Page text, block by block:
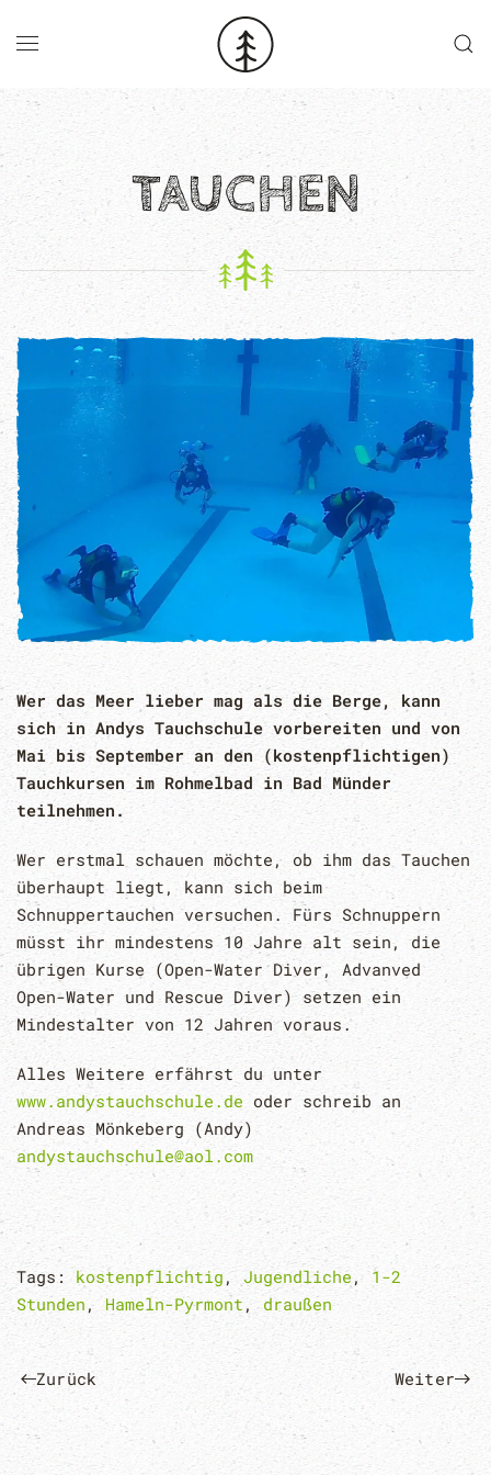
Skip to main content
TAUCHEN
Wer das Meer lieber mag als die Berge, kann
sich in Andys Tauchschule vorbereiten und von
Mai bis September an den (kostenpflichtigen)
Tauchkursen im Rohmelbad in Bad Münder
teilnehmen.
Wer erstmal schauen möchte, ob ihm das Tauchen
überhaupt liegt, kann sich beim
Schnuppertauchen versuchen. Fürs Schnuppern
müsst ihr mindestens 10 Jahre alt sein, die
übrigen Kurse (Open-Water Diver, Advanved
Open-Water und Rescue Diver) setzen ein
Mindestalter von 12 Jahren voraus.
Alles Weitere erfährst du unter
www.andystauchschule.de oder schreib an
Andreas Mönkeberg (Andy)
andystauchschule@aol.com
Tags: kostenpflichtig , Jugendliche ,1-2
Stunden , Hameln-Pyrmont , draußen
Zurück Weiter